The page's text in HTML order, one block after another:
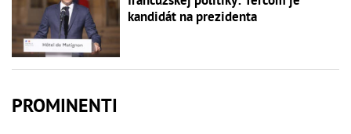
kandidát na prezidenta
PROMINENTI